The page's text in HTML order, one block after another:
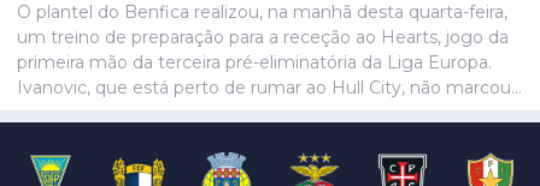
O plantel do Benfica realizou, na manhã desta quarta-feira,
um treino de preparação para a receção ao Hearts, jogo da
primeira mão da terceira pré-eliminatória da Liga Europa.
Ivanovic, que está perto de rumar ao Hull City, não marcou
gastroenterite, também foi baixa, juntando-se a Wynder e